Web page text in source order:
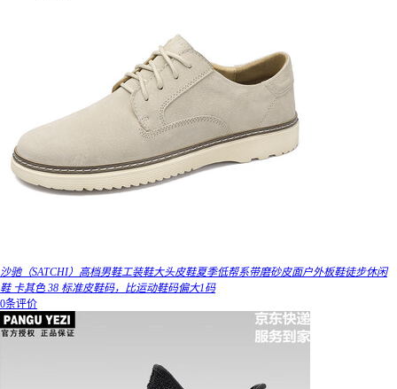
沙驰（SATCHI）高档男鞋工装鞋大头皮鞋夏季低帮系带磨砂皮面户外板鞋徒步休闲
鞋 卡其色 38 标准皮鞋码，比运动鞋码偏大1码
0条评价